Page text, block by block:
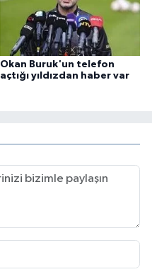
Okan Buruk'un telefon
açtığı yıldızdan haber var